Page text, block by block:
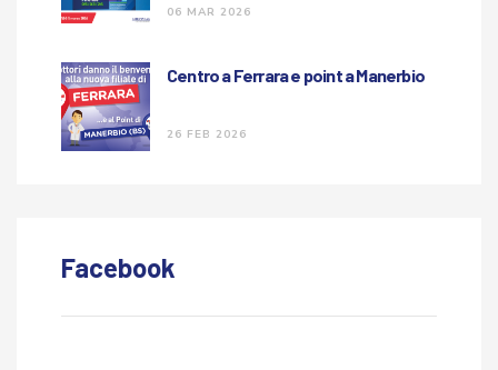
06 MAR 2026
Centro a Ferrara e point a Manerbio
26 FEB 2026
Facebook